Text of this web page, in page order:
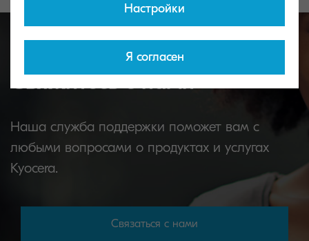
Свяжитесь с нами
Наша служба поддержки поможет вам с
любыми вопросами о продуктах и услугах
Kyocera.
Связаться с нами
Настройки
Я согласен